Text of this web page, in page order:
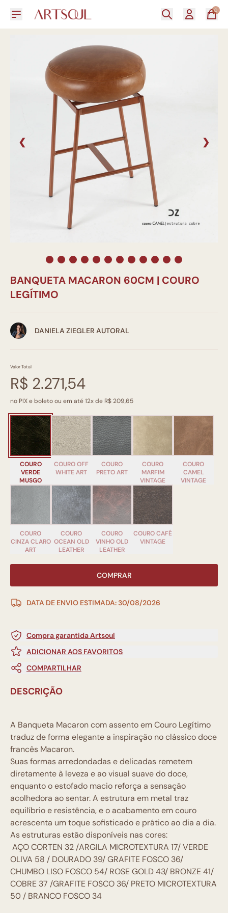
0
❮ ❯
BANQUETA MACARON 60CM | COURO
LEGÍTIMO
DANIELA ZIEGLER AUTORAL
Valor Total
R$ 2.271,54
no PIX e boleto ou em até 12x de R$ 209,65
COURO
VERDE
MUSGO
COURO OFF
WHITE ART
COURO
PRETO ART
COURO
MARFIM
VINTAGE
COURO
CAMEL
VINTAGE
COURO
CINZA CLARO
ART
COURO
OCEAN OLD
LEATHER
COURO
VINHO OLD
LEATHER
COURO CAFÉ
VINTAGE
COMPRAR
DATA DE ENVIO ESTIMADA: 30/08/2026
Compra garantida Artsoul
ADICIONAR AOS FAVORITOS
COMPARTILHAR
DESCRIÇÃO
A Banqueta Macaron com assento em Couro Legítimo
traduz de forma elegante a inspiração no clássico doce
francês Macaron.
Suas formas arredondadas e delicadas remetem
diretamente à leveza e ao visual suave do doce,
enquanto o estofado macio reforça a sensação
acolhedora ao sentar. A estrutura em metal traz
equilíbrio e resistência, e o acabamento em couro
acrescenta um toque sofisticado e prático ao dia a dia.
As estruturas estão disponíveis nas cores:
AÇO CORTEN 32 /ARGILA MICROTEXTURA 17/ VERDE
OLIVA 58 / DOURADO 39/ GRAFITE FOSCO 36/
CHUMBO LISO FOSCO 54/ ROSE GOLD 43/ BRONZE 41/
COBRE 37 /GRAFITE FOSCO 36/ PRETO MICROTEXTURA
50 / BRANCO FOSCO 34